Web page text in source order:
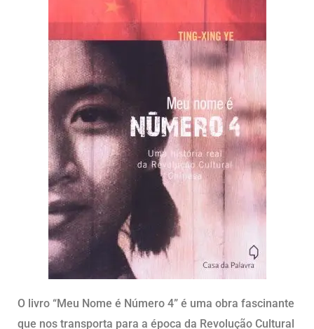
O livro “Meu Nome é Número 4” é uma obra fascinante
que nos transporta para a época da Revolução Cultural